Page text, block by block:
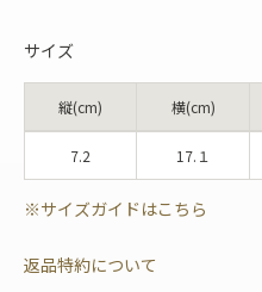
サイズ
縦(cm) 横(cm)
7.2 17.１
※サイズガイドはこちら
返品特約について